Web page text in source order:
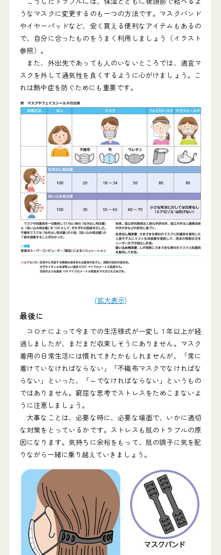
うなマスクに変更するのも一つの方法です。マスクバンド
やイヤーパッドなど、安く買える便利なアイテムもあるの
で、自分に合ったものをうまく利用しましょう（イラスト
参照）。
また、外出先であっても人のいないところでは、適宜マ
スクを外して通気性を良くするように心がけましょう。こ
れは熱中症を防ぐためにも重要です。
(拡大表示)
最後に
コロナによって今までの生活様式が一変し１年以上が経
過しましたが、まだまだ収束しそうにありません。マスク
着用の日常生活には慣れてきたかもしれませんが、「常に
着けていなければならない」「不織布マスクでなければな
らない」といった、「～でなければならない」というもの
ではありません。窮屈な思考でストレスをためこまないよ
うに注意しましょう。
大事なことは、必要な時に、必要な場面で、いかに適切
な対策をとっているかです。ストレスも肌のトラブルの原
因になります。気持ちに余裕をもって、肌の調子に気を配
りながら一緒に乗り越えていきましょう。